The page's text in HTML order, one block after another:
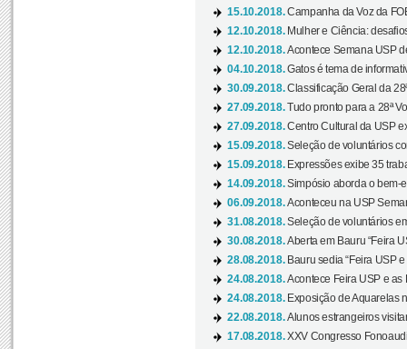
15.10.2018.Campanha da Voz da
12.10.2018. Mulher e Ciência:
12.10.2018.Acontece Semana USP
04.10.2018.Gatos é tema de
30.09.2018.Classificação Geral da
27.09.2018.Tudo pronto para a 28ª
27.09.2018.Centro Cultural da USP
15.09.2018.Seleção de voluntários
15.09.2018. Expressões exibe 35
14.09.2018.Simpósio aborda o bem-
06.09.2018.Aconteceu na USP
31.08.2018.Seleção de voluntários
30.08.2018.Aberta em Bauru “Feira
28.08.2018. Bauru sedia “Feira USP
24.08.2018.Acontece Feira USP e as
24.08.2018. Exposição de Aquarelas
22.08.2018.Alunos estrangeiros
17.08.2018.XXV Congresso